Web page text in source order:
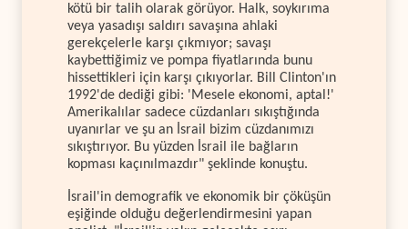
kötü bir talih olarak görüyor. Halk, soykırıma
veya yasadışı saldırı savaşına ahlaki
gerekçelerle karşı çıkmıyor; savaşı
kaybettiğimiz ve pompa fiyatlarında bunu
hissettikleri için karşı çıkıyorlar. Bill Clinton'ın
1992'de dediği gibi: 'Mesele ekonomi, aptal!'
Amerikalılar sadece cüzdanları sıkıştığında
uyanırlar ve şu an İsrail bizim cüzdanımızı
sıkıştırıyor. Bu yüzden İsrail ile bağların
kopması kaçınılmazdır" şeklinde konuştu.
İsrail'in demografik ve ekonomik bir çöküşün
eşiğinde olduğu değerlendirmesini yapan